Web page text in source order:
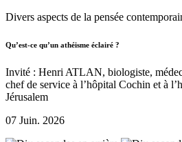
Divers aspects de la pensée
Qu’est-ce qu’un athéisme éclairé ?
Invité : Henri ATLAN, biologiste,
chef de service à l’hôpital Cochin et à
Jérusalem
07 Juin. 2026